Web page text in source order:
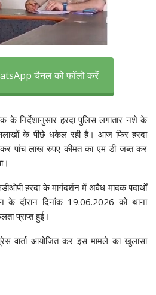
चैनल को फॉलो करें
के निर्देशानुसार हरदा पुलिस लगातार नशे के
के पीछे धकेल रही है। आज फिर हरदा
कर पांच लाख रुपए कीमत का एम डी जब्त कर
हरदा के मार्गदर्शन में अवैध मादक पदार्थों
के दौरान दिनांक 19.06.2026 को थाना
प्राप्त हुई।
वार्ता आयोजित कर इस मामले का खुलासा